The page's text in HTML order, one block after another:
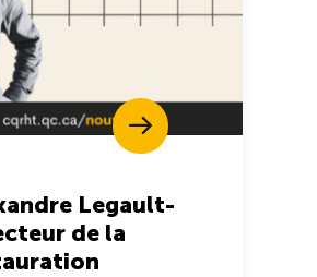
Legault-
de la